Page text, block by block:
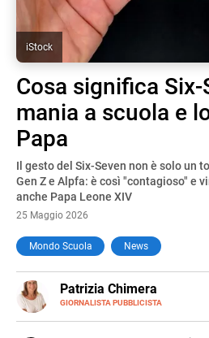
iStock
Cosa significa Six-
mania a scuola e
Papa
Il gesto del Six-Seven non è solo un
Gen Z e Alpfa: è così "contagioso" e
anche Papa Leone XIV
25 Maggio 2026
Mondo Scuola News
Patrizia Chimera
GIORNALISTA PUBBLICISTA
E-
MAIL
LINKEDIN